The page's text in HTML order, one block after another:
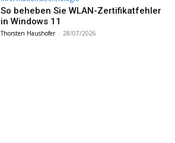
So beheben Sie WLAN-Zertifikatfehler
in Windows 11
Thorsten Haushofer - 28/07/2026